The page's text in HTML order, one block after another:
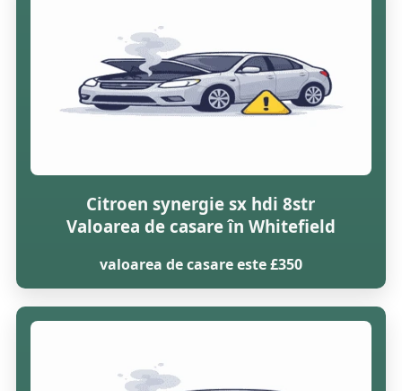
Citroen synergie sx hdi 8str
Valoarea de casare în Whitefield
valoarea de casare este £350